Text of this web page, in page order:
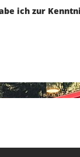
ich zur